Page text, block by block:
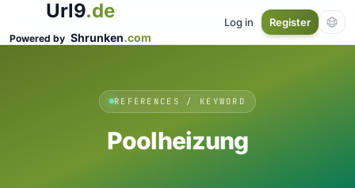
Url9.de
Powered by Shrunken.com
Log in Register
REFERENCES / KEYWORD
Poolheizung